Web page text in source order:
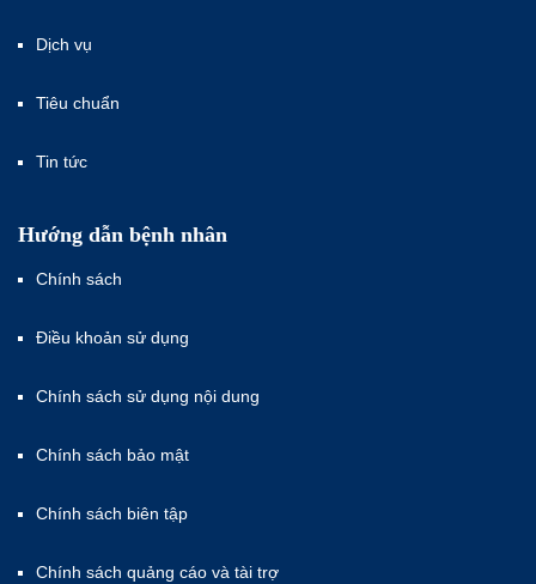
Dịch vụ
Tiêu chuẩn
Tin tức
Hướng dẫn bệnh nhân
Chính sách
Điều khoản sử dụng
Chính sách sử dụng nội dung
Chính sách bảo mật
Chính sách biên tập
Chính sách quảng cáo và tài trợ